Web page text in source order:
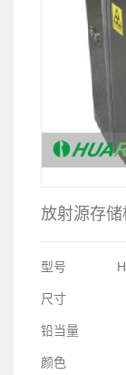
放射源存储
型号
尺寸
铅当量
颜色